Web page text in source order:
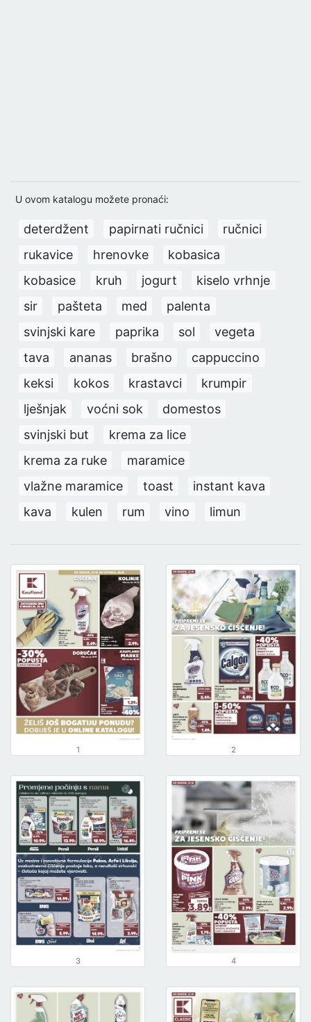
U ovom katalogu možete pronaći:
deterdžent papirnati ručnici
ručnici
rukavice
hrenovke
kobasica
kobasice
kruh jogurt
kiselo vrhnje
sir
pašteta med
palenta
svinjski kare
paprika sol
vegeta
tava
ananas brašno
cappuccino
keksi
kokos krastavci
krumpir
lješnjak
voćni sok
domestos
svinjski but
krema za lice
krema za ruke
maramice
vlažne maramice
toast
instant kava
kava
kulen rum vino limun
1 2
3 4